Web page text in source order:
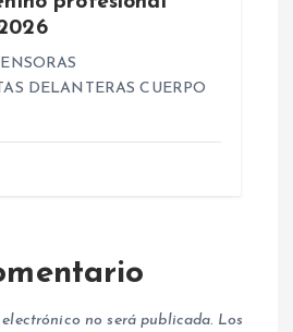
DELANTERAS CUERPO
no será publicada. Los